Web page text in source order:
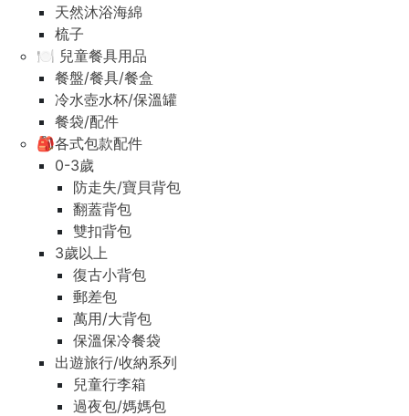
天然沐浴海綿
梳子
🍽️ 兒童餐具用品
餐盤/餐具/餐盒
冷水壺水杯/保溫罐
餐袋/配件
🎒各式包款配件
0-3歲
防走失/寶貝背包
翻蓋背包
雙扣背包
3歲以上
復古小背包
郵差包
萬用/大背包
保溫保冷餐袋
出遊旅行/收納系列
兒童行李箱
過夜包/媽媽包